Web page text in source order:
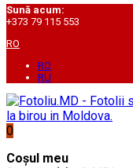
Sună acum:
+373 79 115 553
RO
RO
RU
0
Coșul meu